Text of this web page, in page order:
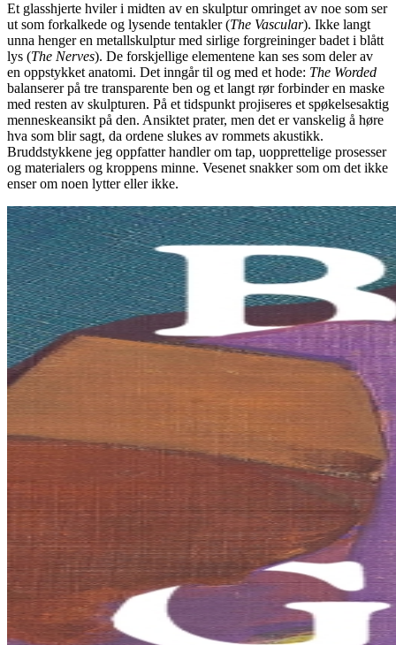
Et glasshjerte hviler i midten av en skulptur omringet av noe som ser
ut som forkalkede og lysende tentakler (The Vascular). Ikke langt
unna henger en metallskulptur med sirlige forgreininger badet i blått
lys (The Nerves). De forskjellige elementene kan ses som deler av
en oppstykket anatomi. Det inngår til og med et hode: The Worded
balanserer på tre transparente ben og et langt rør forbinder en maske
med resten av skulpturen. På et tidspunkt projiseres et spøkelsesaktig
menneskeansikt på den. Ansiktet prater, men det er vanskelig å høre
hva som blir sagt, da ordene slukes av rommets akustikk.
Bruddstykkene jeg oppfatter handler om tap, uopprettelige prosesser
og materialers og kroppens minne. Vesenet snakker som om det ikke
enser om noen lytter eller ikke.